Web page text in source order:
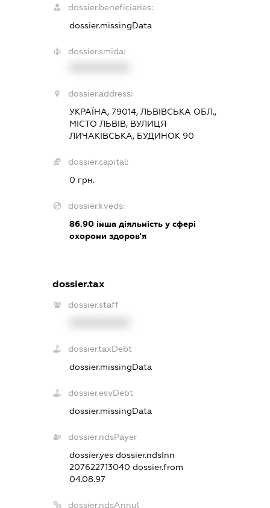
dossier.beneficiaries:
dossier.missingData
dossier.smida:
dossier.address:
УКРАЇНА, 79014, ЛЬВІВСЬКА ОБЛ.,
МІСТО ЛЬВІВ, ВУЛИЦЯ
ЛИЧАКІВСЬКА, БУДИНОК 90
dossier.capital:
0 грн.
dossier.kveds:
86.90інша діяльність у сфері
охорони здоров'я
dossier.tax
dossier.staff
dossier.taxDebt
dossier.missingData
dossier.esvDebt
dossier.missingData
dossier.ndsPayer
dossier.yes dossier.ndsInn
207622713040 dossier.from
04.08.97
dossier.ndsAnnul